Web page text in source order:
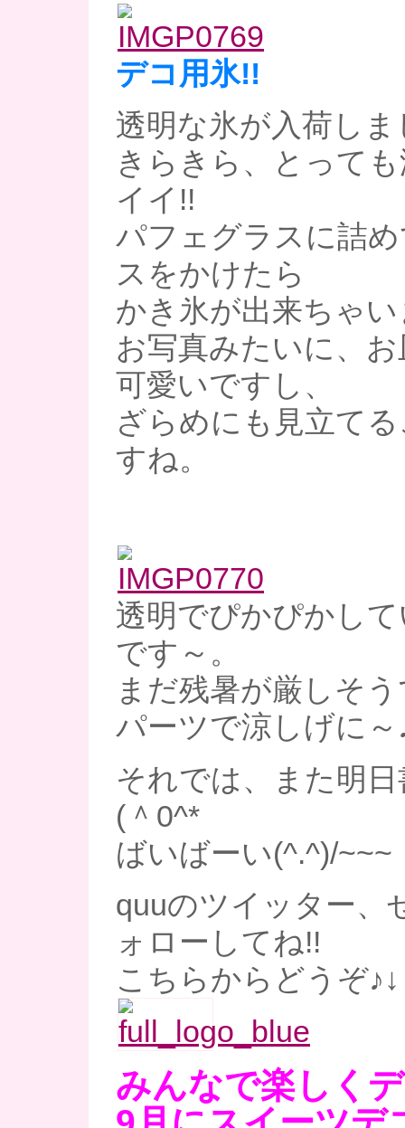
デコ用氷!!
透明な氷が入荷し
きらきら、とって
イイ!!
パフェグラスに詰
スをかけたら
かき氷が出来ちゃ
お写真みたいに、
可愛いですし、
ざらめにも見立て
すね。
透明でぴかぴかし
です～。
まだ残暑が厳しそ
パーツで涼しげに～
それでは、また明
(＾0^*
ばいばーい(^.^)/~~~
quuのツイッター、
ォローしてね!!
こちらからどうぞ♪↓
みんなで楽しく